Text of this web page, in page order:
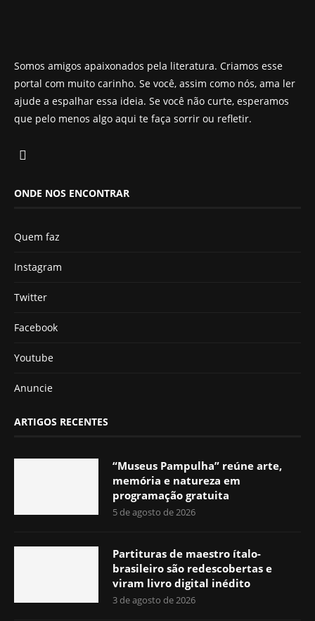
Somos amigos apaixonados pela literatura. Criamos esse
portal com muito carinho. Se você, assim como nós, ama ler
ajude a espalhar essa ideia. Se você não curte, esperamos
que pelo menos algo aqui te faça sorrir ou refletir.
ONDE NOS ENCONTRAR
Quem faz
Instagram
Twitter
Facebook
Youtube
Anuncie
ARTIGOS RECENTES
“Museus Pampulha” reúne arte,
memória e natureza em
programação gratuita
5 de agosto de 2026
Partituras de maestro ítalo-
brasileiro são redescobertas e
viram livro digital inédito
3 de agosto de 2026